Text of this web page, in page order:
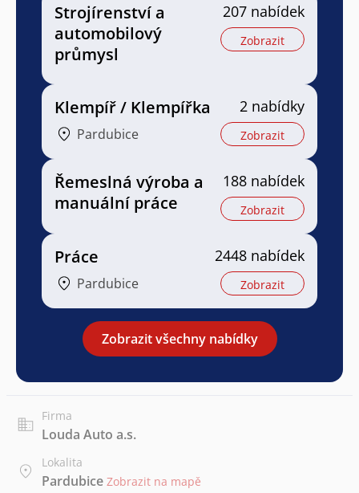
Strojírenství a
automobilový
průmysl
207 nabídek
Zobrazit
Klempíř / Klempířka
Pardubice
2 nabídky
Zobrazit
Řemeslná výroba a
manuální práce
188 nabídek
Zobrazit
Práce
Pardubice
2448 nabídek
Zobrazit
Zobrazit všechny nabídky
Firma
Louda Auto a.s.
Lokalita
Pardubice Zobrazit na mapě